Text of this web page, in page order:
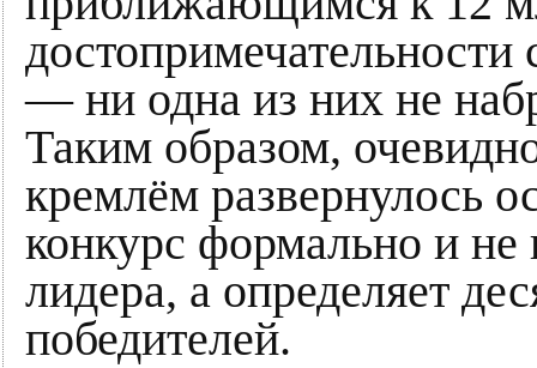
― ни одна из них не
Таким образом,
кремлём развернулось
конкурс формально и не
лидера, а определяет
победителей.